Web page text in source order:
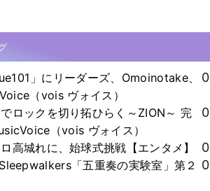
」にリーダーズ、Omoinotake、
（vois ヴォイス）
0
でロックを切り拓ひらく～ZION～ 完
（vois ヴォイス）
0
高城れに、始球式挑戦【エンタメ】
0
「五重奏の実験室」第２ 0